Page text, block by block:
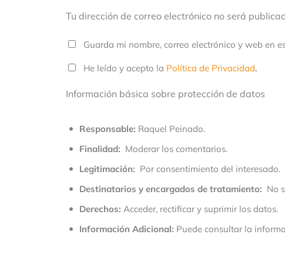
Tu dirección de correo electrónico no será
Guarda mi nombre, correo electrónico y web en
He leído y acepto la Política de Privacidad.
Información básica sobre protección de datos
Responsable: Raquel Peinado.
Finalidad: Moderar los comentarios.
Legitimación: Por consentimiento del interesado.
Destinatarios y encargados de tratamiento: No
Derechos: Acceder, rectificar y suprimir los datos.
Información Adicional: Puede consultar la